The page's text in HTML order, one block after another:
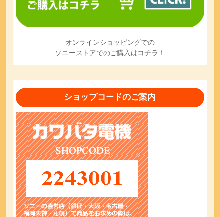
オンラインショッピングでの
ソニーストアでのご購入はコチラ！
ショップコードのご案内